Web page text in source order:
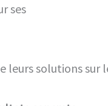
ses
leurs solutions sur